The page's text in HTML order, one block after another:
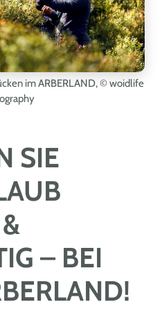
im ARBERLAND,© woidlife
SIE I
B
– BEI U